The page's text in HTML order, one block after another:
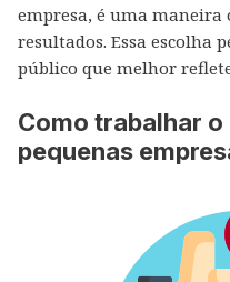
empresa, é uma
resultados. Essa escolha
público que melhor
Como trabalhar
pequenas